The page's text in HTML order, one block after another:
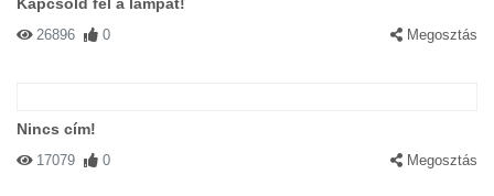
26896 0 Megosztás
Nincs cím!
17079 0 Megosztás